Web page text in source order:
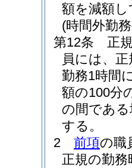
額を減額
(時間外勤
第12条
正
員には、
勤務1時間
額の100分
の間であ
する。
2
前項の職
正規の勤